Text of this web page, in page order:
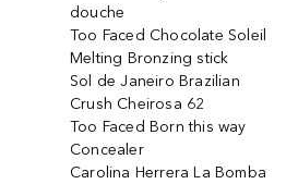
douche
Too Faced Chocolate Soleil
Melting Bronzing stick
Sol de Janeiro Brazilian
Crush Cheirosa 62
Too Faced Born this way
Concealer
Carolina Herrera La Bomba